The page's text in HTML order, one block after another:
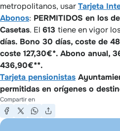
metropolitanos, usarTarjeta
Abonos: PERMITIDOS en los
Casetas. El 613 tiene en vigor
días. Bono 30 días, coste de
coste 127,30€*. Abono anual,
436,90€**.
Tarjeta pensionistas
permitidas en orígenes o
Compartir en